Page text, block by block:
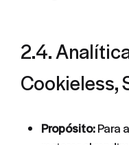
2.4.
Cookieless,
Propósito:Para